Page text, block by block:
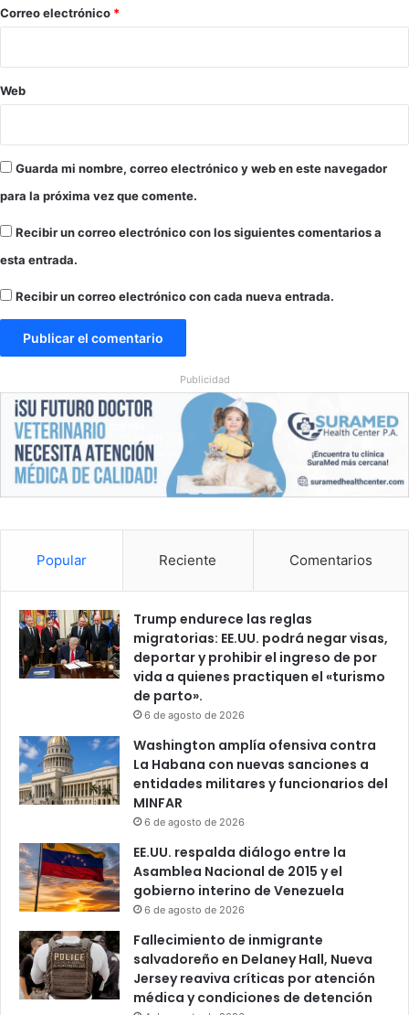
*
Correo electrónico *
Web
Guarda mi nombre, correo electrónico y web en este navegador
para la próxima vez que comente.
Recibir un correo electrónico con los siguientes comentarios a
esta entrada.
Recibir un correo electrónico con cada nueva entrada.
Publicidad
Popular Reciente Comentarios
Trump endurece las reglas
migratorias: EE.UU. podrá negar visas,
deportar y prohibir el ingreso de por
vida a quienes practiquen el «turismo
de parto».
6 de agosto de 2026
Washington amplía ofensiva contra
La Habana con nuevas sanciones a
entidades militares y funcionarios del
MINFAR
6 de agosto de 2026
EE.UU. respalda diálogo entre la
Asamblea Nacional de 2015 y el
gobierno interino de Venezuela
6 de agosto de 2026
Fallecimiento de inmigrante
salvadoreño en Delaney Hall, Nueva
Jersey reaviva críticas por atención
médica y condiciones de detención